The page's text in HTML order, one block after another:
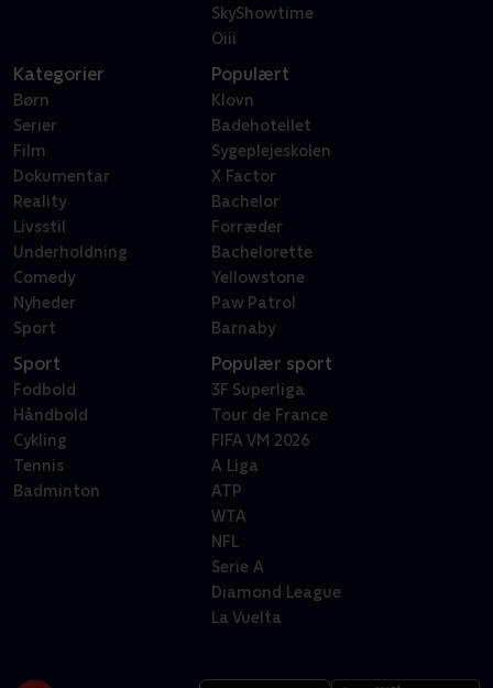
SkyShowtime
Oiii
Kategorier
Børn
Serier
Film
Dokumentar
Reality
Livsstil
Underholdning
Comedy
Nyheder
Sport
Populært
Klovn
Badehotellet
Sygeplejeskolen
X Factor
Bachelor
Forræder
Bachelorette
Yellowstone
Paw Patrol
Barnaby
Sport
Fodbold
Håndbold
Cykling
Tennis
Badminton
Populær sport
3F Superliga
Tour de France
FIFA VM 2026
A Liga
ATP
WTA
NFL
Serie A
Diamond League
La Vuelta